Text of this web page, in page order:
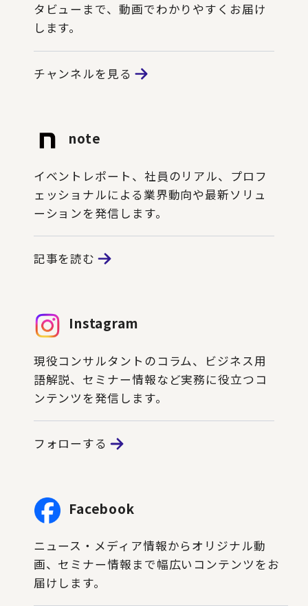
タビューまで、動画でわかりやすくお届け
します。
チャンネルを見る
note
イベントレポート、社員のリアル、プロフ
ェッショナルによる業界動向や最新ソリュ
ーションを発信します。
記事を読む
Instagram
現役コンサルタントのコラム、ビジネス用
語解説、セミナー情報など実務に役立つコ
ンテンツを発信します。
フォローする
Facebook
ニュース・メディア情報からオリジナル動
画、セミナー情報まで幅広いコンテンツをお
届けします。